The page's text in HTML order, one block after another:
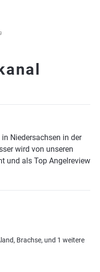
Niedersachsen in der
wird von unseren
und als Top Angelreview
Brachse, und 1 weitere